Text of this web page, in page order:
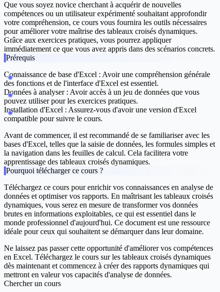
Que vous soyez novice cherchant à acquérir de nouvelles
compétences ou un utilisateur expérimenté souhaitant approfondir
votre compréhension, ce cours vous fournira les outils nécessaires
pour améliorer votre maîtrise des tableaux croisés dynamiques.
Grâce aux exercices pratiques, vous pourrez appliquer
immédiatement ce que vous avez appris dans des scénarios concrets.
Prérequis
Connaissance de base d'Excel : Avoir une compréhension générale
des fonctions et de l'interface d'Excel est essentiel.
Données à analyser : Avoir accès à un jeu de données que vous
pouvez utiliser pour les exercices pratiques.
Installation d'Excel : Assurez-vous d'avoir une version d'Excel
compatible pour suivre le cours.
Avant de commencer, il est recommandé de se familiariser avec les
bases d'Excel, telles que la saisie de données, les formules simples et
la navigation dans les feuilles de calcul. Cela facilitera votre
apprentissage des tableaux croisés dynamiques.
Pourquoi télécharger ce cours ?
Téléchargez ce cours pour enrichir vos connaissances en analyse de
données et optimiser vos rapports. En maîtrisant les tableaux croisés
dynamiques, vous serez en mesure de transformer vos données
brutes en informations exploitables, ce qui est essentiel dans le
monde professionnel d'aujourd'hui. Ce document est une ressource
idéale pour ceux qui souhaitent se démarquer dans leur domaine.
Ne laissez pas passer cette opportunité d'améliorer vos compétences
en Excel. Téléchargez le cours sur les tableaux croisés dynamiques
dès maintenant et commencez à créer des rapports dynamiques qui
mettront en valeur vos capacités d'analyse de données.
Chercher un cours